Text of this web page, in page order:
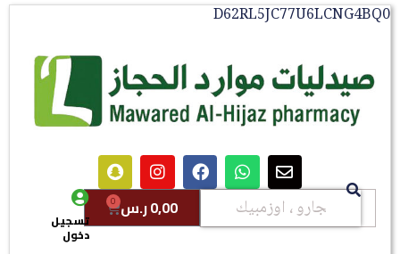
D62RL5JC77U6LCNG4BQ0
0,00ر.س 0
تسجيل
دخول